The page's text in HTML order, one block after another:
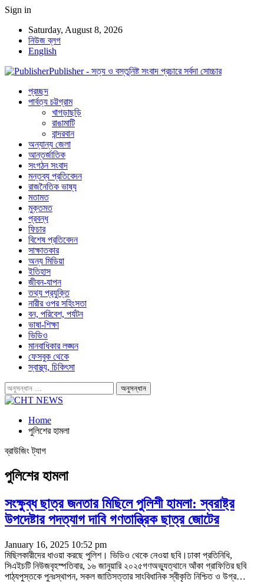
Sign in
Saturday, August 8, 2026
নিউজ ব্লগ
English
Publisher - সত্য ও বস্তুনিষ্ট সংবাদ প্রচারে সর্বদা সোচ্চার
প্রচ্ছদ
পার্বত্য চট্টগ্রাম
খাগড়াছড়ি
রাঙামাটি
বান্দরবান
অন্যান্য জেলা
আন্তর্জাতিক
সংগঠন সংবাদ
মন্তব্য প্রতিবেদন
রাজনৈতিক ভাষ্য
মতামত
মুক্তমত
প্রবন্ধ
ফিচার
বিশেষ প্রতিবেদন
সাক্ষাতকার
অন্য মিডিয়া
ইতিহাস
জীবন-যাপন
তথ্য প্রযুক্তি
নারীর ওপর সহিংসতা
বন, পরিবেশ, পর্যটন
ভাষা-শিক্ষা
ভিডিও
মানবাধিকার লঙ্ঘন
ফেসবুক থেকে
স্বাস্থ্য, চিকিৎসা
Home
পুলিশের হামলা
ব্রাউজিং ট্যাগ
পুলিশের হামলা
সংক্ষুব্ধ ছাত্র জনতার মিছিলে পুলিশী হামলা: স্বরাষ্ট্র
উপদেষ্টার পদত্যাগ দাবি গণতান্ত্রিক ছাত্র জোটের
January 16, 2025 10:52 pm
মিছিলকারীদের ধাওয়া করছে পুলিশ। ভিডিও থেকে নেওয়া ছবি।ঢাকা প্রতিনিধি,
সিএইচটি নিউজবৃহস্পতিবার, ১৬ জানুয়ারি ২০২৫গণঅভ্যুত্থানে আঁকা গ্রাফিতির ছবি
পাঠ্যপুস্তকে পুনঃস্থাপন, সকল জাতিসত্তার সাংবিধানিক স্বীকৃতি নিশ্চিত ও উগ্র…